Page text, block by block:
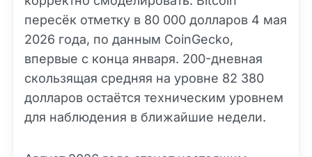
пересёк отметку в 80 000 долларов 4 мая
2026 года, по данным CoinGecko,
впервые с конца января. 200-дневная
скользящая средняя на уровне 82 380
долларов остаётся техническим уровнем
для наблюдения в ближайшие недели.